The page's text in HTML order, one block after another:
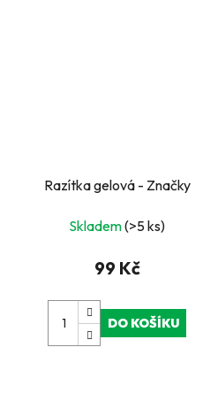
Razítka gelová - Značky
Skladem(>5 ks)
99 Kč
DO KOŠÍKU